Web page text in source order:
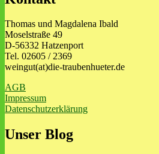
Thomas und Magdalena Ibald
Moselstraße 49
D-56332 Hatzenport
Tel. 02605 / 2369
weingut(at)die-traubenhueter.de
AGB
Impressum
Datenschutzerklärung
Unser Blog